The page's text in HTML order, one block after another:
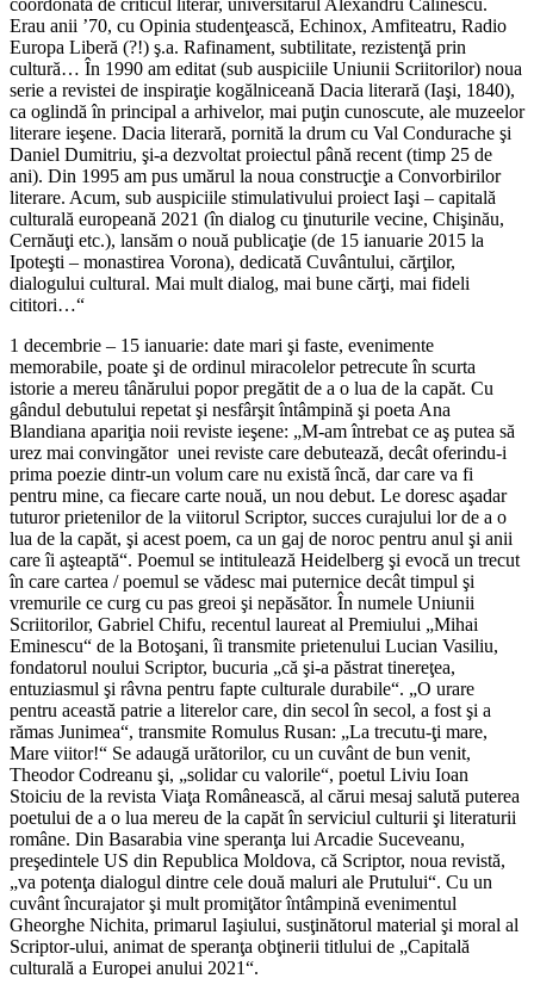
coordonată de criticul literar, universitarul Alexandru Călinescu.
Erau anii ’70, cu Opinia studenţească, Echinox, Amfiteatru, Radio
Europa Liberă (?!) ş.a. Rafinament, subtilitate, rezistenţă prin
cultură… În 1990 am editat (sub auspiciile Uniunii Scriitorilor) noua
serie a revistei de inspiraţie kogălniceană Dacia literară (Iaşi, 1840),
ca oglindă în principal a arhivelor, mai puţin cunoscute, ale muzeelor
literare ieşene. Dacia literară, pornită la drum cu Val Condurache şi
Daniel Dumitriu, şi-a dezvoltat proiectul până recent (timp 25 de
ani). Din 1995 am pus umărul la noua construcţie a Convorbirilor
literare. Acum, sub auspiciile stimulativului proiect Iaşi – capitală
culturală europeană 2021 (în dialog cu ţinuturile vecine, Chişinău,
Cernăuţi etc.), lansăm o nouă publicaţie (de 15 ianuarie 2015 la
Ipoteşti – monastirea Vorona), dedicată Cuvântului, cărţilor,
dialogului cultural. Mai mult dialog, mai bune cărţi, mai fideli
cititori…“
1 decembrie – 15 ianuarie: date mari şi faste, evenimente
memorabile, poate şi de ordinul miracolelor petrecute în scurta
istorie a mereu tânărului popor pregătit de a o lua de la capăt. Cu
gândul debutului repetat şi nesfârşit întâmpină şi poeta Ana
Blandiana apariţia noii reviste ieşene: „M-am întrebat ce aş putea să
urez mai convingător unei reviste care debutează, decât oferindu-i
prima poezie dintr-un volum care nu există încă, dar care va fi
pentru mine, ca fiecare carte nouă, un nou debut. Le doresc aşadar
tuturor prietenilor de la viitorul Scriptor, succes curajului lor de a o
lua de la capăt, şi acest poem, ca un gaj de noroc pentru anul şi anii
care îi aşteaptă“. Poemul se intitulează Heidelberg şi evocă un trecut
în care cartea / poemul se vădesc mai puternice decât timpul şi
vremurile ce curg cu pas greoi şi nepăsător. În numele Uniunii
Scriitorilor, Gabriel Chifu, recentul laureat al Premiului „Mihai
Eminescu“ de la Botoşani, îi transmite prietenului Lucian Vasiliu,
fondatorul noului Scriptor, bucuria „că şi-a păstrat tinereţea,
entuziasmul şi râvna pentru fapte culturale durabile“. „O urare
pentru această patrie a literelor care, din secol în secol, a fost şi a
rămas Junimea“, transmite Romulus Rusan: „La trecutu-ţi mare,
Mare viitor!“ Se adaugă urătorilor, cu un cuvânt de bun venit,
Theodor Codreanu şi, „solidar cu valorile“, poetul Liviu Ioan
Stoiciu de la revista Viaţa Românească, al cărui mesaj salută puterea
poetului de a o lua mereu de la capăt în serviciul culturii şi literaturii
române. Din Basarabia vine speranţa lui Arcadie Suceveanu,
preşedintele US din Republica Moldova, că Scriptor, noua revistă,
„va potenţa dialogul dintre cele două maluri ale Prutului“. Cu un
cuvânt încurajator şi mult promiţător întâmpină evenimentul
Gheorghe Nichita, primarul Iaşiului, susţinătorul material şi moral al
Scriptor-ului, animat de speranţa obţinerii titlului de „Capitală
culturală a Europei anului 2021“.